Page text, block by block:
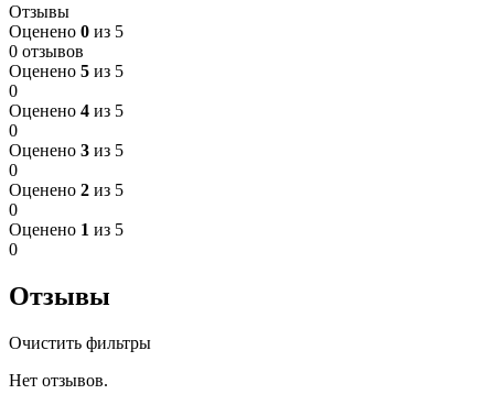
Отзывы
Оценено 0 из 5
0 отзывов
Оценено 5 из 5
0
Оценено 4 из 5
0
Оценено 3 из 5
0
Оценено 2 из 5
0
Оценено 1 из 5
0
Отзывы
Очистить фильтры
Нет отзывов.